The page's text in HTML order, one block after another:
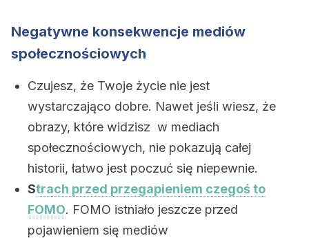
Negatywne konsekwencje mediów
społecznościowych
Czujesz, że Twoje życie nie jest
wystarczająco dobre. Nawet jeśli wiesz, że
obrazy, które widzisz w mediach
społecznościowych, nie pokazują całej
historii, łatwo jest poczuć się niepewnie.
Strach przed przegapieniem czegoś to
FOMO. FOMO istniało jeszcze przed
pojawieniem się mediów